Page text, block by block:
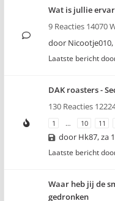
Wat is jullie
9 Reacties 14070
door Nicootje010,
Laatste bericht
DAK roasters -
130 Reacties
1 … 10 11
door Hk87,za
Laatste bericht
Waar heb jij de
gedronken